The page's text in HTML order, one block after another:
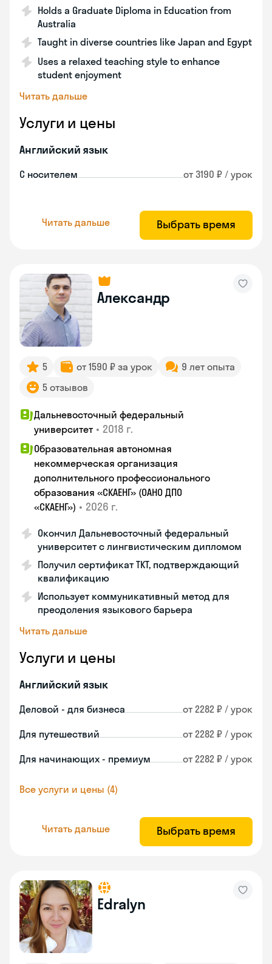
Holds a Graduate Diploma in Education from
Australia
Taught in diverse countries like Japan and Egypt
Uses a relaxed teaching style to enhance
student enjoyment
Читать дальше
Услуги и цены
Английский язык
С носителем от 3190 ₽ / урок
Читать дальше Выбрать время
Александр
5 от 1590 ₽ за урок
9 лет опыта
5 отзывов
Дальневосточный федеральный
университет • 2018 г.
Образовательная автономная
некоммерческая организация
дополнительного профессионального
образования «СКАЕНГ» (ОАНО ДПО
«СКАЕНГ») • 2026 г.
Окончил Дальневосточный федеральный
университет с лингвистическим дипломом
Получил сертификат TKT, подтверждающий
квалификацию
Использует коммуникативный метод для
преодоления языкового барьера
Читать дальше
Услуги и цены
Английский язык
Деловой - для бизнеса от 2282 ₽ / урок
Для путешествий от 2282 ₽ / урок
Для начинающих - премиум от 2282 ₽ / урок
Все услуги и цены (4)
Читать дальше Выбрать время
Edralyn